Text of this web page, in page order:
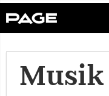
Musik